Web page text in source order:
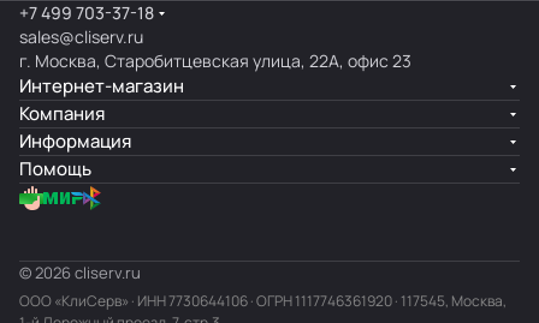
+7 499 703-37-18
sales@cliserv.ru
г. Москва, Старобитцевская улица, 22А, офис 23
Интернет-магазин
Компания
Информация
Помощь
© 2026 cliserv.ru
ООО «КлиСерв» · ИНН7730644106· ОГРН 1117746361920 · 117545, Москва,